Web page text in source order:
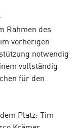
Rahmen des
vorherigen
notwendig
vollständig
für den
Platz: Tim